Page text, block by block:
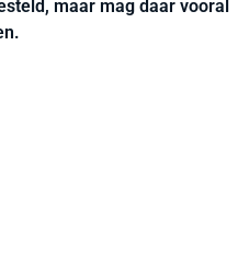
maar mag daar vooral